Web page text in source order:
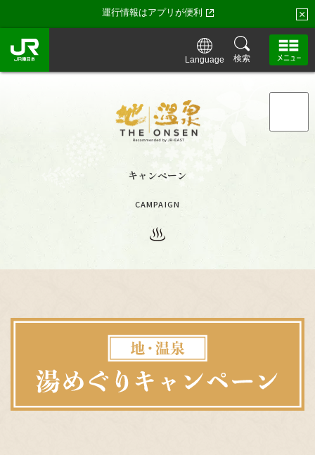
運行情報はアプリが便利 ×
Language 検索
「地・温泉」が特別な理由
「地・温泉」の湯守たち・お宿一覧
キャンペーン
CAMPAIGN